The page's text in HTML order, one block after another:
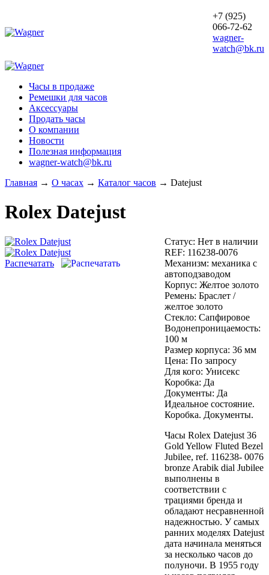
+7 (925)
066-72-62
wagner-
watch@bk.ru
Часы в продаже
Ремешки для часов
Аксессуары
Продать часы
О компании
Новости
Полезная информация
wagner-watch@bk.ru
Главная → О часах → Каталог часов → Datejust
Rolex Datejust
Распечатать
Статус: Нет в наличии
REF: 116238-0076
Механизм: механика с
автоподзаводом
Корпус: Желтое золото
Ремень: Браслет /
желтое золото
Стекло: Сапфировое
Водонепроницаемость:
100 м
Размер корпуса: 36 мм
Цена: По запросу
Для кого: Унисекс
Коробка: Да
Документы: Да
Идеальное состояние.
Коробка. Документы.
Часы Rolex Datejust 36
Gold Yellow Fluted Bezel
Jubilee, ref. 116238- 0076
bronze Arabik dial Jubilee
выполнены в
соответствии с
трациями бренда и
обладают несравненной
надежностью. Усамых
ранних моделях Datejust
дата начинала меняться
за несколько часов до
полуночи. В 1955 году